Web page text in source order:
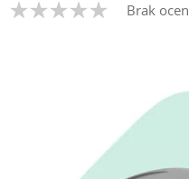
Brak ocen